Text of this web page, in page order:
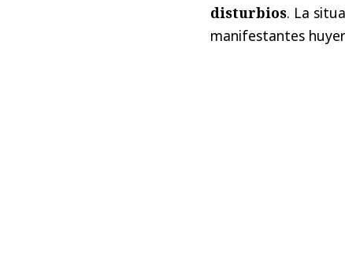
disturbios. La
manifestantes